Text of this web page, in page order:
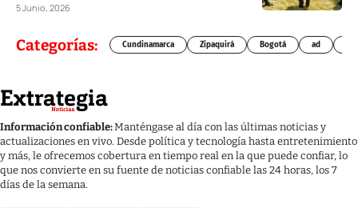
5 Junio, 2026
Categorías: Cundinamarca Zipaquirá Bogotá ad
Información confiable:Manténgase al día con las últimas noticias y
actualizaciones en vivo. Desde política y tecnología hasta entretenimiento
y más, le ofrecemos cobertura en tiempo real en la que puede confiar, lo
que nos convierte en su fuente de noticias confiable las 24 horas, los 7
días de la semana.